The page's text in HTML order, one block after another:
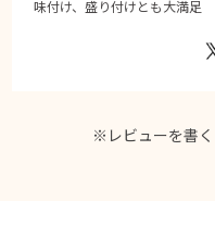
味付け、盛り付けとも大満足
※レビューを書